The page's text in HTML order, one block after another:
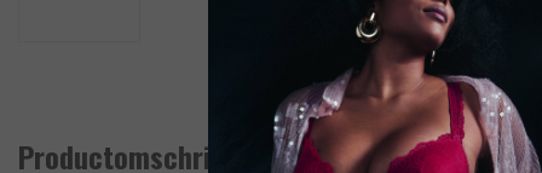
Productomschrijving